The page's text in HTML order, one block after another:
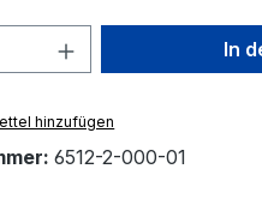
Anzahl: Gib den
In
hinzufügen
6512-2-000-01